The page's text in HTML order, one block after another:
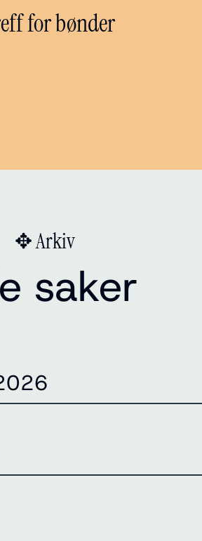
for bønder
✥ Arkiv
saker